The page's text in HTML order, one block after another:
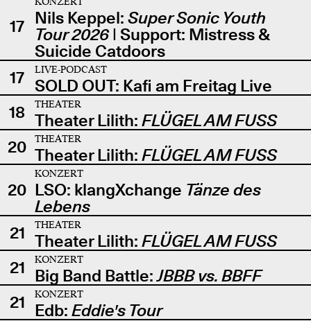
17 Nils Keppel: Super Sonic Youth
Tour 2026| Support: Mistress &
Suicide Catdoors
17
LIVE-PODCAST
SOLD OUT: Kafi am Freitag Live
18
THEATER
Theater Lilith: FLÜGEL AM FUSS
20
THEATER
Theater Lilith: FLÜGEL AM FUSS
20
KONZERT
LSO: klangXchange Tänze des
Lebens
21
THEATER
Theater Lilith: FLÜGEL AM FUSS
21
KONZERT
Big Band Battle:JBBB vs. BBFF
21
KONZERT
Edb: Eddie's Tour